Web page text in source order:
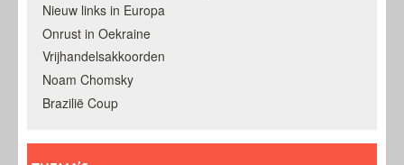
Nieuw links in Europa
Onrust in Oekraine
Vrijhandelsakkoorden
Noam Chomsky
Brazilië Coup